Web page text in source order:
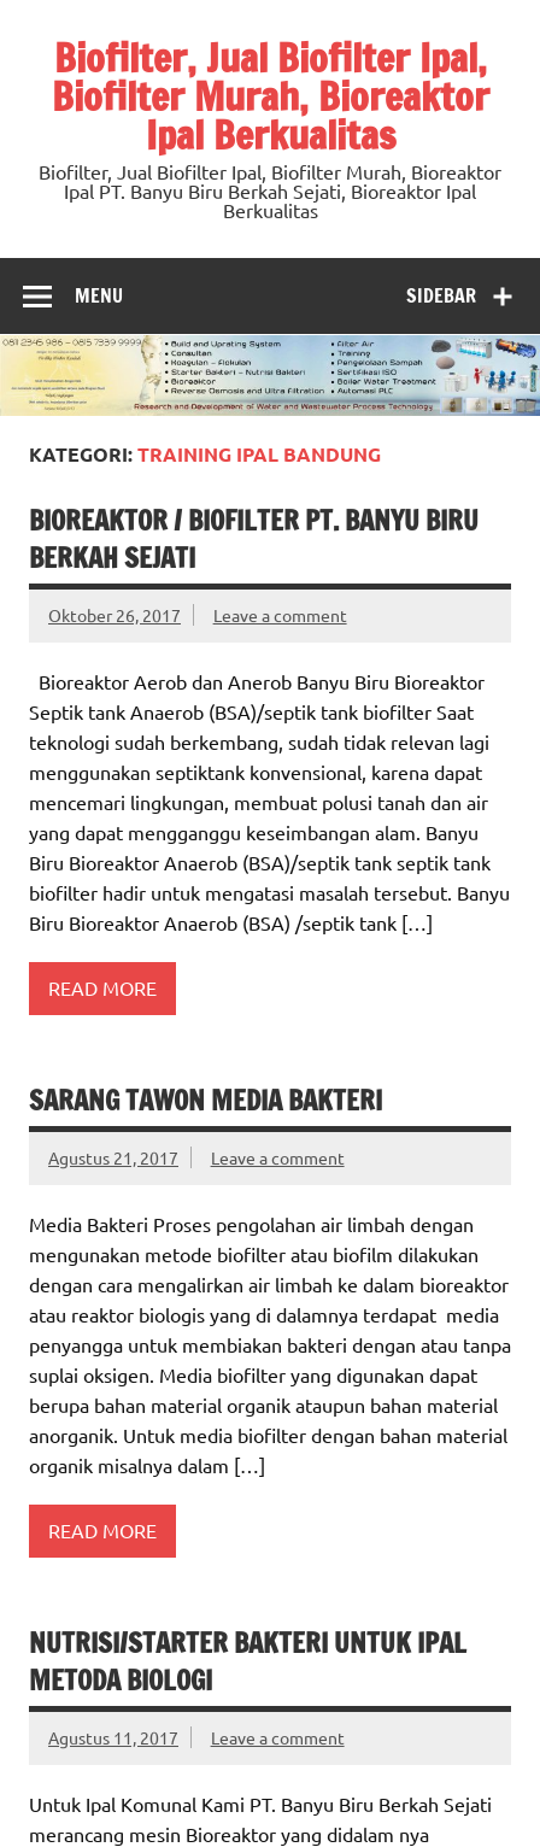
contentBiofilter, Jual Biofilter Ipal,
Biofilter Murah, Bioreaktor
Ipal Berkualitas
Biofilter, Jual Biofilter Ipal, Biofilter Murah, Bioreaktor
Ipal PT. Banyu Biru Berkah Sejati, Bioreaktor Ipal
Berkualitas
SIDEBAR
MENU
KATEGORI:TRAINING IPAL BANDUNG
BIOREAKTOR / BIOFILTER PT. BANYU BIRU
BERKAH SEJATI
Oktober 26, 2017 Leave a comment
Bioreaktor Aerob dan Anerob Banyu Biru Bioreaktor
Septik tank Anaerob (BSA)/septik tank biofilter Saat
teknologi sudah berkembang, sudah tidak relevan lagi
menggunakan septiktank konvensional, karena dapat
mencemari lingkungan, membuat polusi tanah dan air
yang dapat mengganggu keseimbangan alam. Banyu
Biru Bioreaktor Anaerob (BSA)/septik tank septik tank
biofilter hadir untuk mengatasi masalah tersebut. Banyu
Biru Bioreaktor Anaerob (BSA) /septik tank […]
READ MORE
SARANG TAWON MEDIA BAKTERI
Agustus 21, 2017 Leave a comment
Media Bakteri Proses pengolahan air limbah dengan
mengunakan metode biofilter atau biofilm dilakukan
dengan cara mengalirkan air limbah ke dalam bioreaktor
atau reaktor biologis yang di dalamnya terdapat media
penyangga untuk membiakan bakteri dengan atau tanpa
suplai oksigen. Media biofilter yang digunakan dapat
berupa bahan material organik ataupun bahan material
anorganik. Untuk media biofilter dengan bahan material
organik misalnya dalam […]
READ MORE
NUTRISI/STARTER BAKTERI UNTUK IPAL
METODA BIOLOGI
Agustus 11, 2017 Leave a comment
Untuk Ipal Komunal Kami PT. Banyu Biru Berkah Sejati
merancang mesin Bioreaktor yang didalam nya